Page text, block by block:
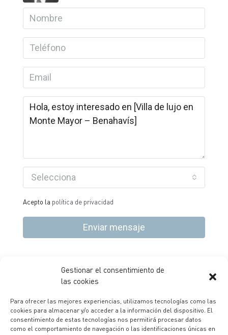
Gestionar el consentimiento de
las cookies
Para ofrecer las mejores experiencias, utilizamos tecnologías como las
cookies para almacenar y/o acceder a la información del dispositivo. El
consentimiento de estas tecnologías nos permitirá procesar datos
como el comportamiento de navegación o las identificaciones únicas en
Selecciona
Acepto la política de privacidad
Enviar mensaje
P.E. La Finca – Paseo Club Deportivo, 1, Ed 4, P1 28223,
info@bernado.es